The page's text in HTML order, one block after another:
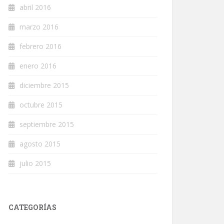
abril 2016
marzo 2016
febrero 2016
enero 2016
diciembre 2015
octubre 2015
septiembre 2015
agosto 2015
julio 2015
CATEGORÍAS